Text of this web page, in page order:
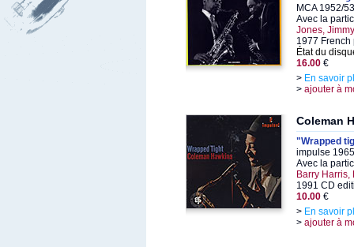
MCA 1952/
Avec la
Jones,
1977 French
État du
16.00 €
> En savoir
> ajouter à
Coleman
"Wrapped
impulse
Avec la
Barry Harris,
1991 CD
10.00 €
> En savoir
> ajouter à